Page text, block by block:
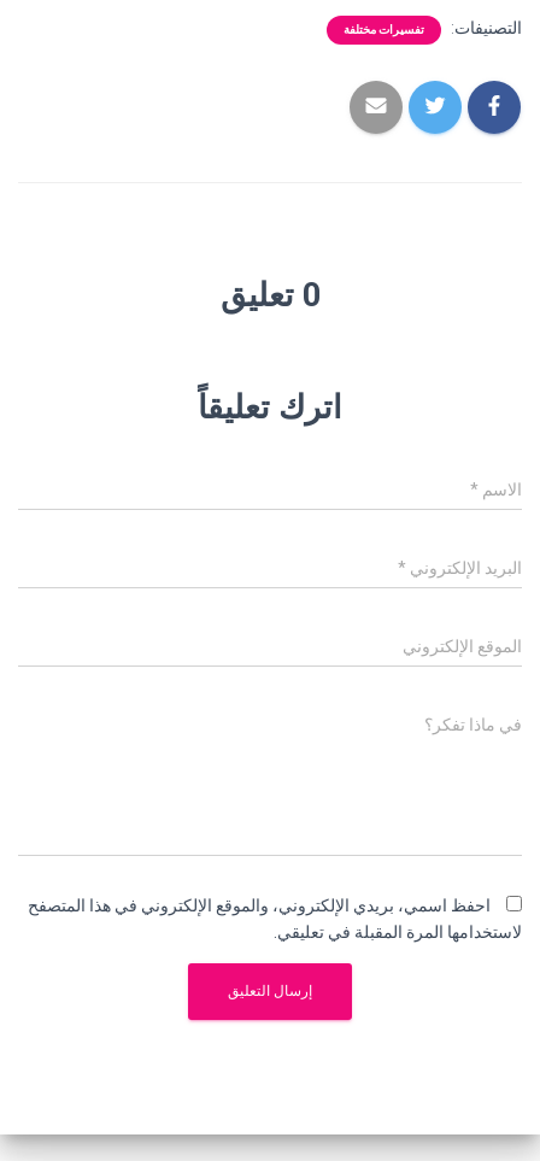
التصنيفات: تفسيرات مختلفة
0 تعليق
اترك تعليقاً
الاسم *
البريد الإلكتروني *
الموقع الإلكتروني
في ماذا تفكر؟
احفظ اسمي، بريدي الإلكتروني، والموقع الإلكتروني في هذا المتصفح
لاستخدامها المرة المقبلة في تعليقي.